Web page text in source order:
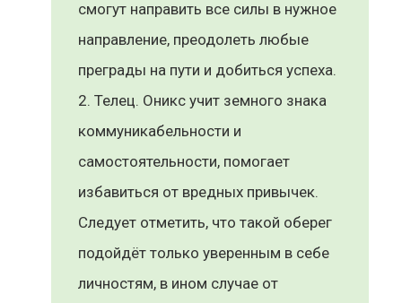
смогут направить все силы в нужное
направление, преодолеть любые
преграды на пути и добиться успеха.
Телец. Оникс учит земного знака
коммуникабельности и
самостоятельности, помогает
избавиться от вредных привычек.
Следует отметить, что такой оберег
подойдёт только уверенным в себе
личностям, в ином случае от